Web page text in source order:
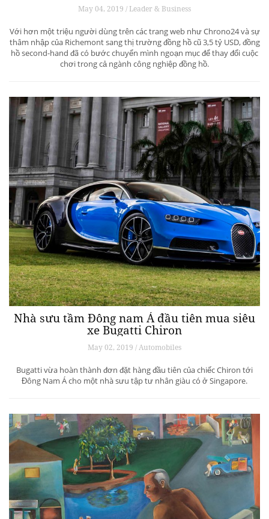
May 04, 2019 / Leader & Business
Với hơn một triệu người dùng trên các trang web như Chrono24 và sự
thâm nhập của Richemont sang thị trường đồng hồ cũ 3,5 tỷ USD, đồng
hồ second-hand đã có bước chuyển mình ngoạn mục để thay đổi cuộc
chơi trong cả ngành công nghiệp đồng hồ.
Nhà sưu tầm Đông nam Á đầu tiên mua siêu
xe Bugatti Chiron
May 02, 2019 / Automobiles
Bugatti vừa hoàn thành đơn đặt hàng đầu tiên của chiếc Chiron tới
Đông Nam Á cho một nhà sưu tập tư nhân giàu có ở Singapore.